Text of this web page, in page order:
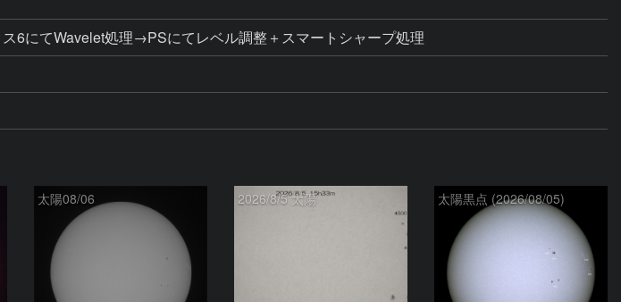
6にてWavelet処理→PSにてレベル調整＋スマートシャープ処理
太陽08/06 2026/8/5 太陽 太陽黒点 (2026/08/05)